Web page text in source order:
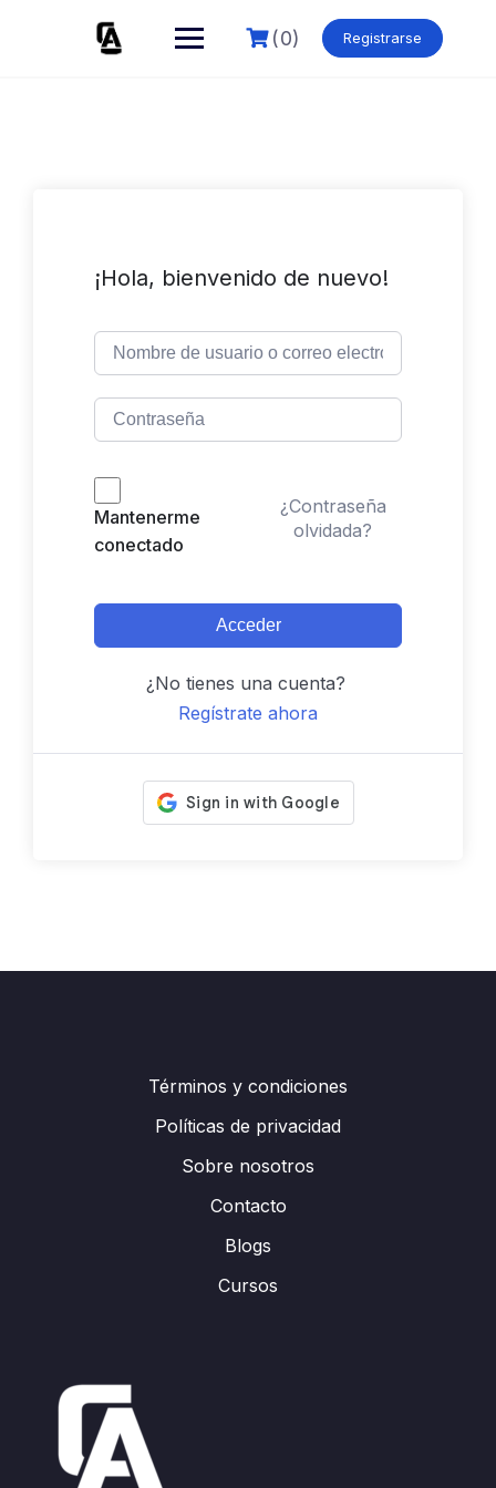
(0) Registrarse
¡Hola, bienvenido de nuevo!
Mantenerme
conectado
¿Contraseña
olvidada?
Acceder
¿No tienes una cuenta?
Regístrate ahora
Términos y condiciones
Políticas de privacidad
Sobre nosotros
Contacto
Blogs
Cursos